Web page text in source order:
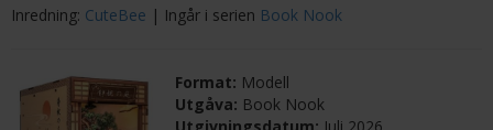
Inredning: CuteBee | Ingår i serien Book Nook
Format: Modell
Utgåva: Book Nook